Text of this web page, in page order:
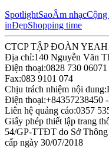
SpotlightSaoÂm nhạcCộng
inĐẹpShopping time
CTCP TẬP ĐOÀN
Địa chỉ:140 Nguyễn Văn
Điện thoại:0828 730 06071
Fax:083 9101 074
Chịu trách nhiệm nội dung:
Điện thoại:+84357238450 -
Liên hệ quảng cáo:0357
Giấy phép thiết lập trang
54/GP-TTĐT do Sở
cấp ngày 30/07/2018